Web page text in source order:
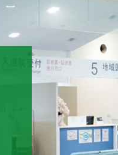
会津診療セン